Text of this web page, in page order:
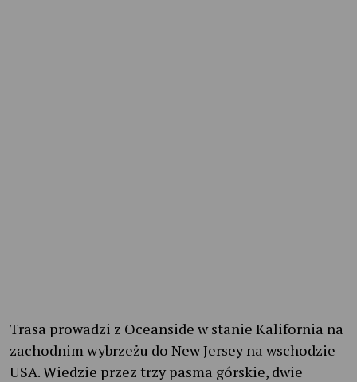
Trasa prowadzi z Oceanside w stanie Kalifornia na
zachodnim wybrzeżu do New Jersey na wschodzie
USA. Wiedzie przez trzy pasma górskie, dwie